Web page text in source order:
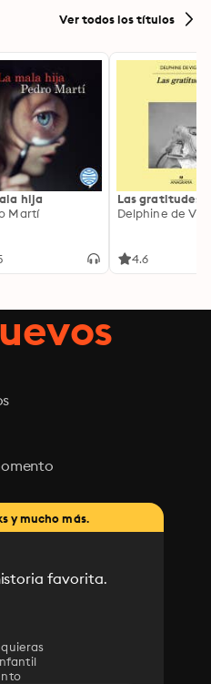
Ver todos los títulos
hija
Martí
Las gratitudes
Delphine de
4.6
y mucho más.
favorita.